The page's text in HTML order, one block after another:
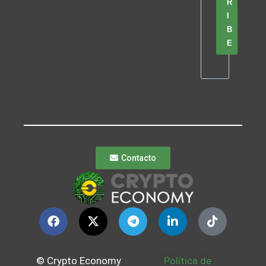
R
B
E
Contacto
© Crypto Economy Política de